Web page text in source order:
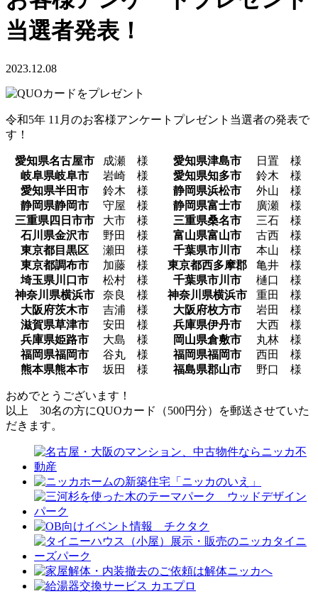
当選者発表！
2023.12.08
令和5年 11月のお客様アンケートプレゼント当選者の発表で
す！
愛知県名古屋市 成瀬 様 愛知県津島市
日置 様
岐阜県岐阜市
岩崎 様 愛知県知多市
鈴木 様
愛知県半田市
鈴木 様 静岡県浜松市
外山 様
静岡県静岡市
守屋 様 静岡県富士市
廣瀬 様
三重県四日市市
大市 様 三重県桑名市
三石 様
石川県金沢市
野田 様 富山県富山市
古西 様
東京都目黒区
瀬田 様 千葉県市川市
本山 様
東京都調布市
加藤 様 東京都西多摩郡
亀井 様
埼玉県川口市
松村 様 千葉県市川市
樋口 様
神奈川県横浜市
奈良 様 神奈川県横浜市
重田 様
大阪府茨木市
吉浦 様 大阪府枚方市
岩田 様
滋賀県草津市
安田 様 兵庫県伊丹市
大西 様
兵庫県姫路市
大島 様 岡山県倉敷市
丸林 様
福岡県福岡市
谷丸 様 福岡県福岡市
西田 様
熊本県熊本市
坂田 様 福島県郡山市 野口 様
おめでとうございます！
以上 30名の方にQUOカード（500円分）を郵送させていた
だきます。